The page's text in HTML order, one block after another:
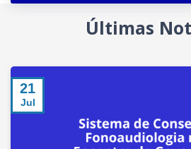
Últimas
21
Jul